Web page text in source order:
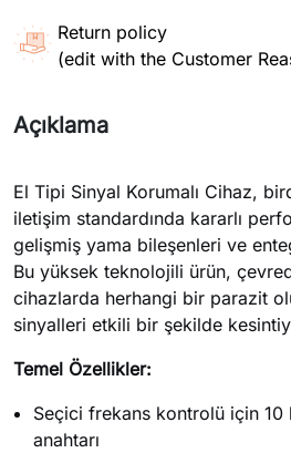
Return policy
(edit with the Customer
Açıklama
El Tipi Sinyal Korumalı Cihaz,
iletişim standardında kararlı
gelişmiş yama bileşenleri ve
Bu yüksek teknolojili ürün,
cihazlarda herhangi bir parazit
sinyalleri etkili bir şekilde
Temel Özellikler:
Seçici frekans kontrolü için 10
anahtarı